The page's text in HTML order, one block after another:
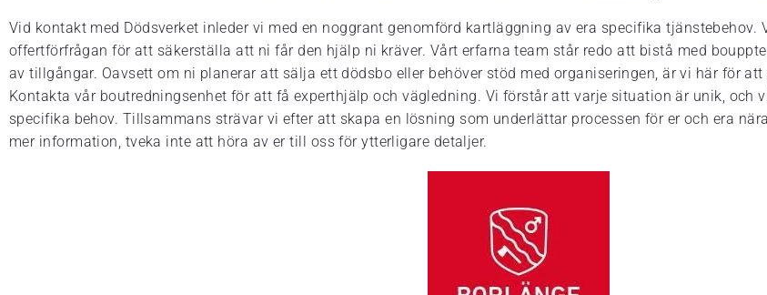
Vid kontakt med Dödsverket inleder vi med en noggrant genomförd kartläggning av era specifika tjänstebehov.
offertförfrågan för att säkerställa att ni får den hjälp ni kräver. Vårt erfarna team står redo att bistå med
av tillgångar. Oavsett om ni planerar att sälja ett dödsbo eller behöver stöd med organiseringen, är vi här för
Kontakta vår boutredningsenhet för att få experthjälp och vägledning. Vi förstår att varje situation är unik, och
specifika behov. Tillsammans strävar vi efter att skapa en lösning som underlättar processen för er och era
mer information, tveka inte att höra av er till oss för ytterligare detaljer.